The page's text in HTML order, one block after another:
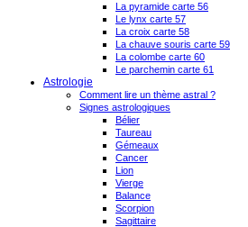
La pyramide carte 56
Le lynx carte 57
La croix carte 58
La chauve souris carte 59
La colombe carte 60
Le parchemin carte 61
Astrologie
Comment lire un thème astral ?
Signes astrologiques
Bélier
Taureau
Gémeaux
Cancer
Lion
Vierge
Balance
Scorpion
Sagittaire